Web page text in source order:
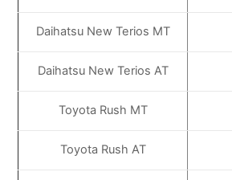
Daihatsu New Terios MT
Daihatsu New Terios AT
Toyota Rush MT
Toyota Rush AT